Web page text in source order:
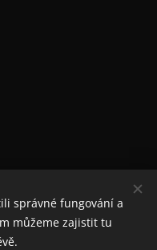
správné fungování a
můžeme zajistit tu